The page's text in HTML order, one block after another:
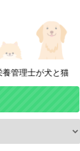
管理士が犬と猫の